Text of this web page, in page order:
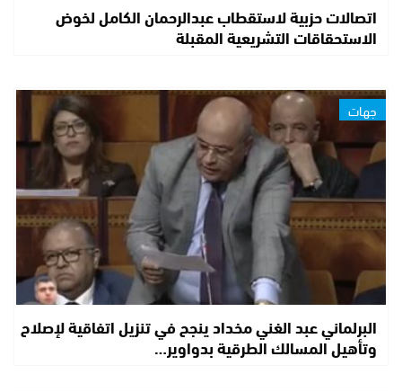
اتصالات حزبية لاستقطاب عبدالرحمان الكامل لخوض
الاستحقاقات التشريعية المقبلة
جهات
البرلماني عبد الغني مخداد ينجح في تنزيل اتفاقية لإصلاح
وتأهيل المسالك الطرقية بدواوير…